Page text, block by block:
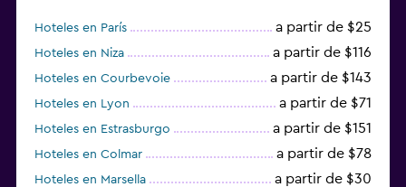
Hoteles en París a partir de $25
Hoteles en Niza a partir de $116
Hoteles en Courbevoie a partir de $143
Hoteles en Lyon a partir de $71
Hoteles en Estrasburgo a partir de $151
Hoteles en Colmar a partir de $78
Hoteles en Marsella a partir de $30